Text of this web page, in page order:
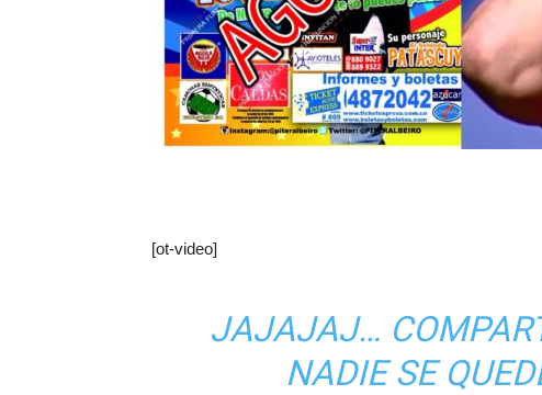
[ot-video]
JAJAJAJ…
NADIE SE